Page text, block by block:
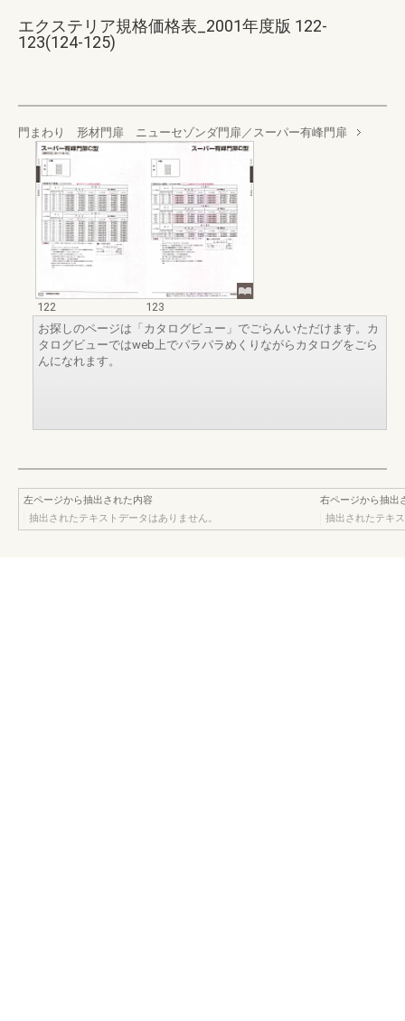
エクステリア規格価格表_2001年度版 122-
123(124-125)
門まわり 形材門扉 ニューセゾンダ門扉／スーパー有峰門扉
122
123
お探しのページは「カタログビュー」でごらんいただけます。カ
タログビューではweb上でパラパラめくりながらカタログをごら
んになれます。
左ページから抽出された内容
抽出されたテキストデータはありません。
右ページから抽出
抽出されたテキ